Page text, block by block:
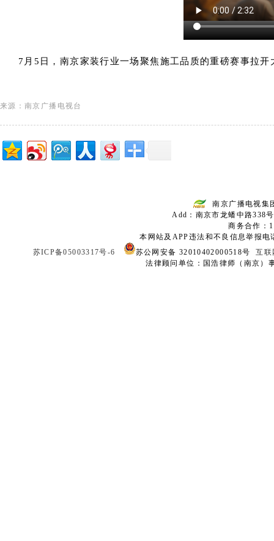
7月5日，南京家装行业一场聚焦施工品质的重磅赛事拉
来源：南京广播电视台
南京广播电视集
Add：南京市龙蟠中路
商务合作：
本网站及APP违法和不良信息举报
苏ICP备05003317号-6
苏公网安备 32010402000518号互联
法律顾问单位：国浩律师（南京）